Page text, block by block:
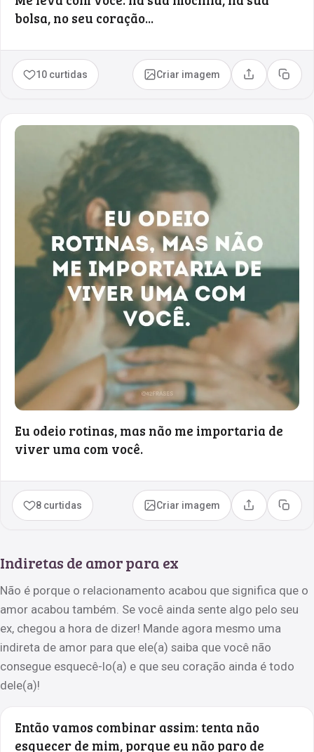
bolsa, no seu coração...
10 curtidas Criar imagem Compartilhar
Copiar
Eu odeio rotinas, mas não me importaria de
viver uma com você.
8 curtidas Criar imagem Compartilhar
Copiar
Indiretas de amor para ex
Não é porque o relacionamento acabou que significa que o
amor acabou também. Se você ainda sente algo pelo seu
ex, chegou a hora de dizer! Mande agora mesmo uma
indireta de amor para que ele(a) saiba que você não
consegue esquecê-lo(a) e que seu coração ainda é todo
dele(a)!
Então vamos combinar assim: tenta não
esquecer de mim, porque eu não paro de